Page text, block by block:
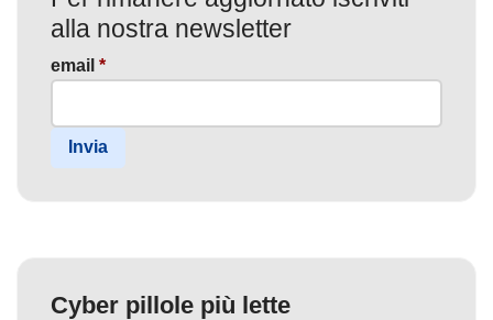
alla nostra newsletter
email *
Invia
Cyber pillole più lette